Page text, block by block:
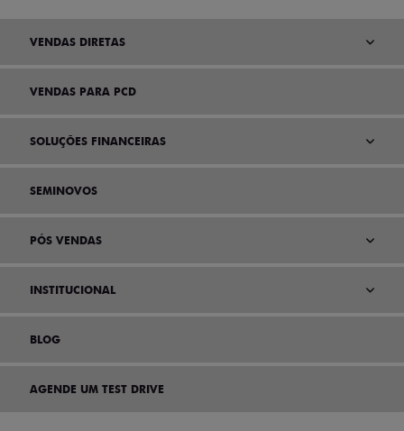
VENDAS DIRETAS
VENDAS PARA PCD
SOLUÇÕES FINANCEIRAS
SEMINOVOS
PÓS VENDAS
INSTITUCIONAL
BLOG
AGENDE UM TEST DRIVE